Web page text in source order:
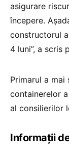
asigurare
începere.
constructorul
4 luni”, a scris
Primarul a
containerelor
al consilierilor
Informații